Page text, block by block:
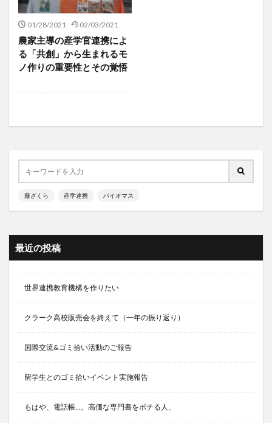
01/28/2021 02/03/2021
農家主導の産学官連携によ
る「共創」から生まれるモ
ノ作りの重要性とその覚悟
藤ざくら 産学連携 バイオマス
最近の投稿
世界連携教育機構を作りたい
クラーク高校販売会を終えて（一年の振り返り）
国際交流&ゴミ拾い活動のご報告
留学生とのゴミ拾いイベント実施報告
もはや、電話帳…。高価な専門書をポチる人、